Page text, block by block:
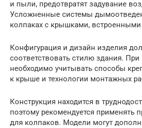
и пыли, предотвратят задувание
Усложненные системы
колпаках с крышками,
Конфигурация и дизайн изделия
соответствовать стилю здания.
необходимо учитывать способы
к крыше и технологии монтажных
Конструкция находится в
поэтому рекомендуется применять
для колпаков. Модели могут